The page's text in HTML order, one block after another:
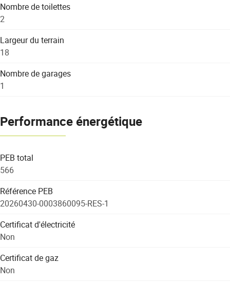
Nombre de toilettes
2
Largeur du terrain
18
Nombre de garages
1
Performance énergétique
PEB total
566
Référence PEB
20260430-0003860095-RES-1
Certificat d'électricité
Non
Certificat de gaz
Non